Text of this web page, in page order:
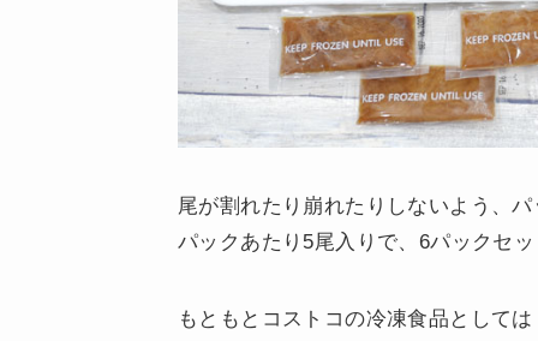
尾が割れたり崩れたりしないよう、
パックあたり5尾入りで、6パックセ
もともとコストコの冷凍食品として